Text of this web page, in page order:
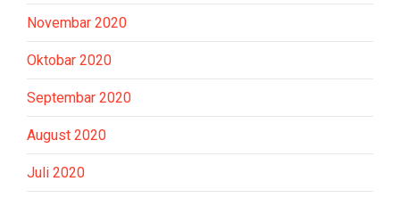
Novembar 2020
Oktobar 2020
Septembar 2020
August 2020
Juli 2020